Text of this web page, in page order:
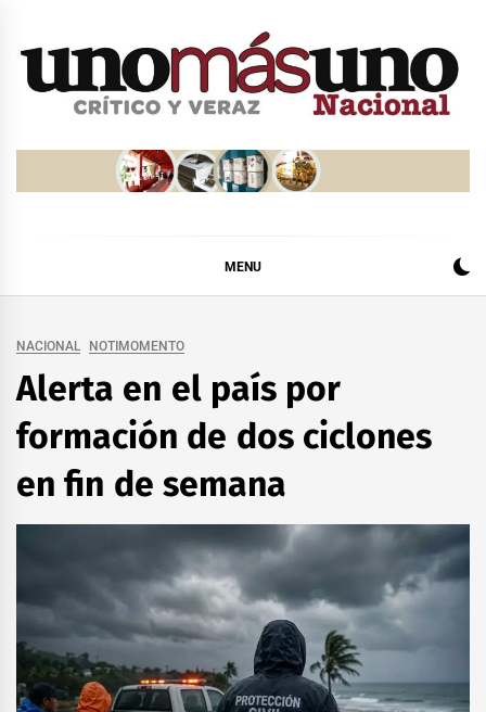
MENU
NACIONAL NOTIMOMENTO
Alerta en el país por
formación de dos ciclones
en fin de semana